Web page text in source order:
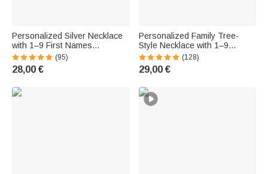
Personalized Silver Necklace
with 1–9 First Names
Engraved on a Family Tree—A
Gift for Mother's Day,
Birthdays, and Thanksgiving
(95)
28,00 €
Personalized Family Tree-
Style Necklace with 1–9
Names—Birthday and
Mother's Day Gift for Women
and Families
(128)
29,00 €